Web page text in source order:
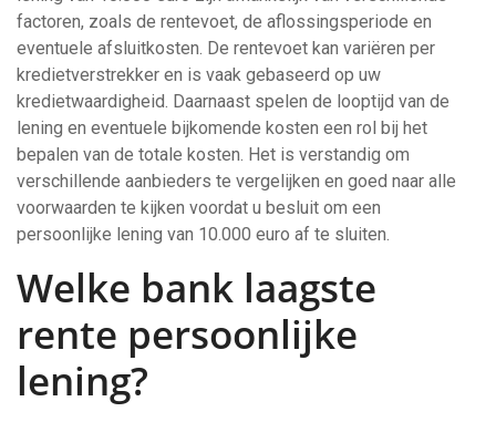
factoren, zoals de rentevoet, de aflossingsperiode en
eventuele afsluitkosten. De rentevoet kan variëren per
kredietverstrekker en is vaak gebaseerd op uw
kredietwaardigheid. Daarnaast spelen de looptijd van de
lening en eventuele bijkomende kosten een rol bij het
bepalen van de totale kosten. Het is verstandig om
verschillende aanbieders te vergelijken en goed naar alle
voorwaarden te kijken voordat u besluit om een
persoonlijke lening van 10.000 euro af te sluiten.
Welke bank laagste
rente persoonlijke
lening?